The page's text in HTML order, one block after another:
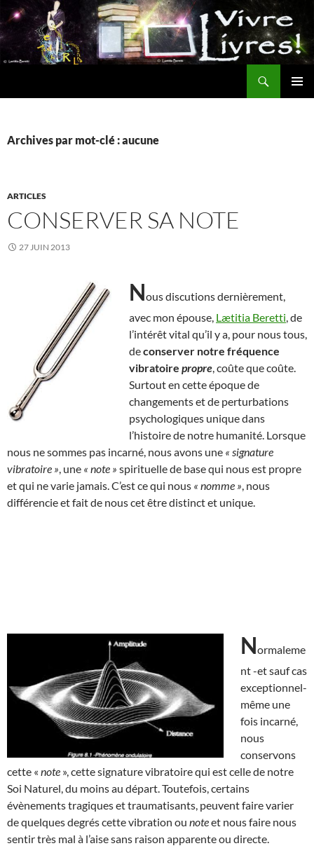
Aller
au
contenu
Archives par mot-clé : aucune
ARTICLES
CONSERVER SA NOTE
27 JUIN 2013
Nous discutions dernièrement,
avec mon épouse, Lætitia Beretti , de
l’intérêt vital qu’il y a, pour nous tous,
deconserver notre fréquence
vibratoire propre , coûte que coûte.
Surtout en cette époque de
changements et de perturbations
psychologiques unique dans
l’histoire de notre humanité. Lorsque
nous ne sommes pas incarné, nous avons une « signature
vibratoire » , une « note » spirituelle de base qui nous est propre
et qui ne varie jamais. C’est ce qui nous « nomme » , nous
différencie et fait de nous cet être distinct et unique.
Normaleme
nt -et sauf cas
exceptionnel-
même une
fois incarné,
nous
conservons
cette « note », cette signature vibratoire qui est celle de notre
Soi Naturel, du moins au départ. Toutefois, certains
évènements tragiques et traumatisants, peuvent faire varier
de quelques degrés cette vibration ou noteet nous faire nous
sentir très mal à l’aise sans raison apparente ou directe.